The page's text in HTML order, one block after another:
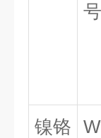
号
镍铬 W